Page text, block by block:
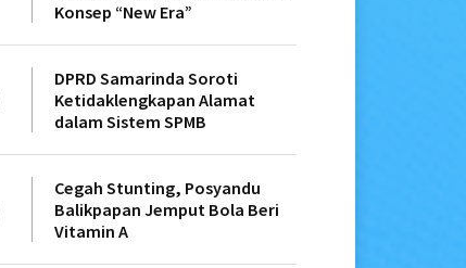
Konsep “New Era”
DPRD Samarinda Soroti
Ketidaklengkapan Alamat
dalam Sistem SPMB
Cegah Stunting, Posyandu
Balikpapan Jemput Bola Beri
Vitamin A